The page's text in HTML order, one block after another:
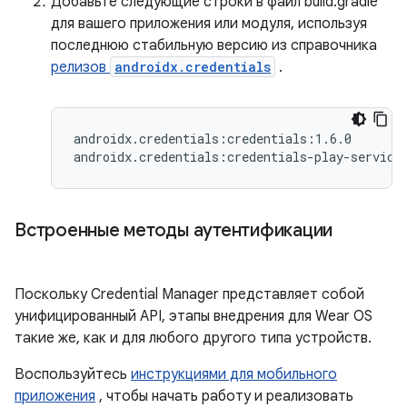
для вашего приложения или модуля, используя
последнюю стабильную версию из справочника
релизов androidx.credentials .
androidx.credentials:credentials:1.6.0
Встроенные методы аутентификации
Поскольку Credential Manager представляет собой
унифицированный API, этапы внедрения для Wear OS
такие же, как и для любого другого типа устройств.
Воспользуйтесь инструкциями для мобильного
приложения , чтобы начать работу и реализовать